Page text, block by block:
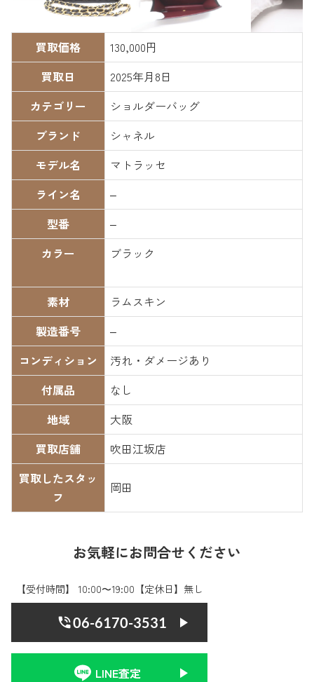
買取価格
130,000円
買取日
2025年月8日
カテゴリー
ショルダーバッグ
ブランド
シャネル
モデル名
マトラッセ
ライン名
–
型番
–
カラー
ブラック
素材
ラムスキン
製造番号
–
コンディション
汚れ・ダメージあり
付属品
なし
地域
大阪
買取店舗
吹田江坂店
買取したスタッ
フ
岡田
お気軽にお問合せください
【受付時間】 10:00〜19:00【定休日】無し
06-6170-3531
LINE査定